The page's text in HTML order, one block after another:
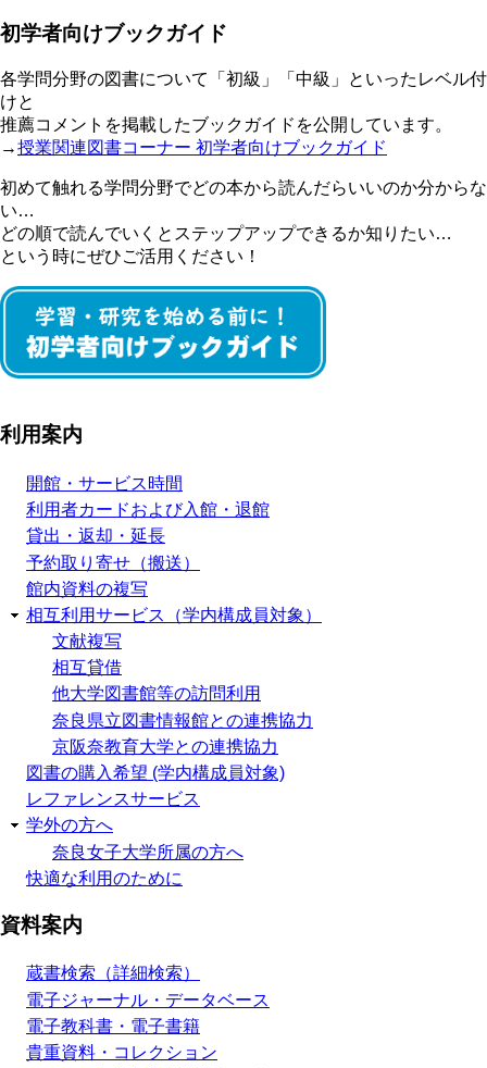
初学者向けブックガイド
各学問分野の図書について「初級」「中級」といったレベル付
けと
推薦コメントを掲載したブックガイドを公開しています。
→授業関連図書コーナー 初学者向けブックガイド
初めて触れる学問分野でどの本から読んだらいいのか分からな
い…
どの順で読んでいくとステップアップできるか知りたい…
という時にぜひご活用ください！
利用案内
開館・サービス時間
利用者カードおよび入館・退館
貸出・返却・延長
予約取り寄せ（搬送）
館内資料の複写
相互利用サービス（学内構成員対象）
文献複写
相互貸借
他大学図書館等の訪問利用
奈良県立図書情報館との連携協力
京阪奈教育大学との連携協力
図書の購入希望 (学内構成員対象)
レファレンスサービス
学外の方へ
奈良女子大学所属の方へ
快適な利用のために
資料案内
蔵書検索（詳細検索）
電子ジャーナル・データベース
電子教科書・電子書籍
貴重資料・コレクション